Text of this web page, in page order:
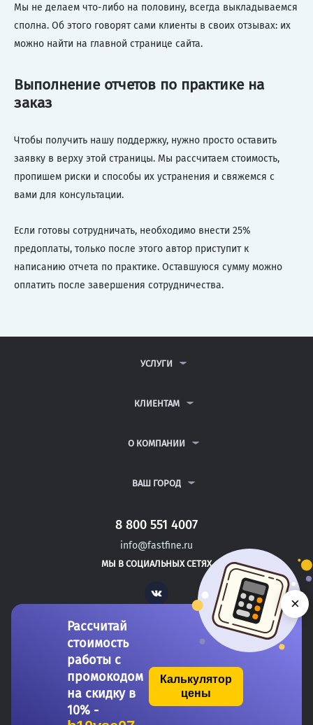
Мы не делаем что-либо на половину, всегда выкладываемся
сполна. Об этого говорят сами клиенты в своих отзывах: их
можно найти на главной странице сайта.
Выполнение отчетов по практике на
заказ
Чтобы получить нашу поддержку, нужно просто оставить
заявку в верху этой страницы. Мы рассчитаем стоимость,
пропишем риски и способы их устранения и свяжемся с
вами для консультации.
Если готовы сотрудничать, необходимо внести 25%
предоплаты, только после этого автор приступит к
написанию отчета по практике. Оставшуюся сумму можно
оплатить после завершения сотрудничества.
УСЛУГИ
ДИПЛОМНЫЕ РАБОТЫ
РЕФЕРАТЫ
КЛИЕНТАМ
ВОПРОСЫ И ОТВЕТЫ
ПОЛИТИКА КОНФИДЕНЦИАЛЬНОСТИ
О КОМПАНИИ
КОНТАКТЫ
ВАШ ГОРОД
САНКТ-ПЕТЕРБУРГ
РИГА
ТАЛЛИН
8 800 551 4007
info@fastfine.ru
МЫ В СОЦИАЛЬНЫХ СЕТЯХ
Vk
Copyright 2011-2026 FastFine.ru
Рассчитай
стоимость
работы с
промокодом
на скидку в
10% -
Калькулятор
цены
×